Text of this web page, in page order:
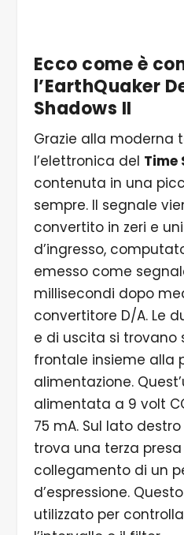
Ecco come è
l’EarthQuaker
Shadows II
Grazie alla moderna
l’elettronica del Time
contenuta in una
sempre. Il segnale
convertito in zeri e
d’ingresso,
emesso come
millisecondi dopo
convertitore D/A. Le
e di uscita si trovano
frontale insieme alla
alimentazione.
alimentata a 9 volt
75 mA. Sul lato
trova una terza
collegamento di un
d’espressione.
utilizzato per